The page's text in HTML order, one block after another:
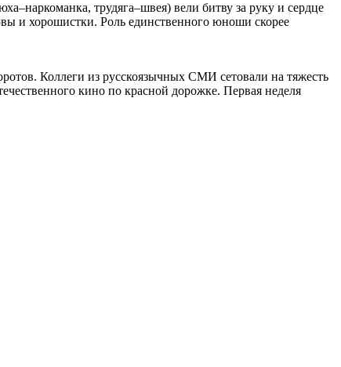
трудяга–швея) вели битву за руку и сердце
и хорошистки. Роль единственного юноши скорее
Коллеги из русскоязычных СМИ сетовали на тяжесть
кино по красной дорожке. Первая неделя